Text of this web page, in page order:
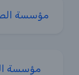
مؤسسة
مؤسسة